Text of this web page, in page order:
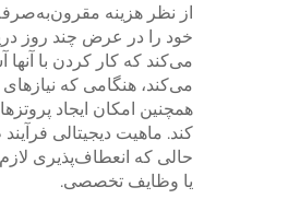
از نظر هزینه
خود را در عرض چند روز
می‌کند که کار کردن با
می‌کند، هنگامی که
همچنین امکان ایجاد
کند. ماهیت دیجیتالی
حالی که انعطاف‌پذیری
یا وظایف تخصصی.